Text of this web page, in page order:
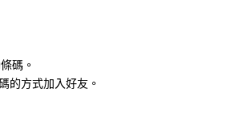
碼。
的方式加入好友。